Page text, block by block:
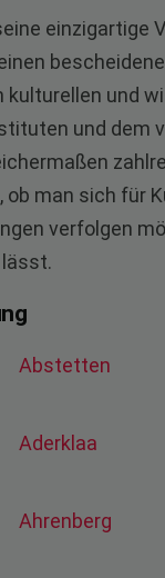
einzigartige
kulturellen und
und dem
ob man sich für
verfolgen
lässt.
Abstetten
Aderklaa
Ahrenberg